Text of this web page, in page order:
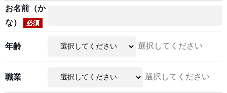
お名前（か
な）
必須
年齢 選択してください
職業 選択してください